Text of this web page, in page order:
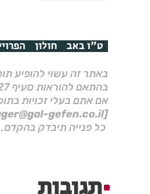
ט"ו באב חולון
באתר זה עשוי להופיע
בהתאם להוראות סעיף 27א לחוק זכויות יוצרים, התשס"ח–2007.
אם אתם בעלי זכויות
[Manager@gal-gefen.co.il]
כל פנייה תיבדק
תגובות